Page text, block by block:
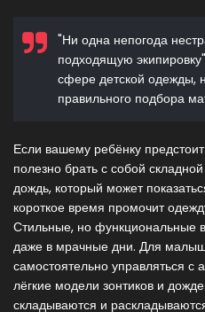
"Ни одна непогода
подходящую
сфере детской одежды,
правильного подбора
Если вашему ребёнку
полезно брать с собой
дождь, который может
короткое время промочит
Стильные, но функциональные
даже в мрачные дни. Для
самостоятельно управляться с
лёгкие модели зонтиков и
складываются и